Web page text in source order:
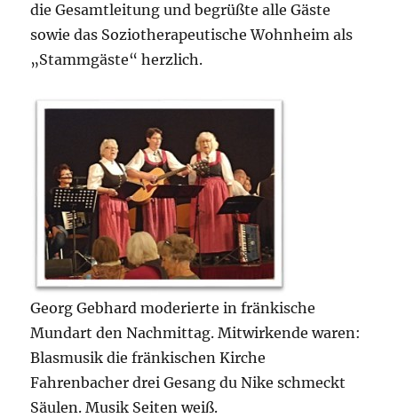
die Gesamtleitung und begrüßte alle Gäste
sowie das Soziotherapeutische Wohnheim als
„Stammgäste“ herzlich.
Georg Gebhard moderierte in fränkische
Mundart den Nachmittag. Mitwirkende waren:
Blasmusik die fränkischen Kirche
Fahrenbacher drei Gesang du Nike schmeckt
Säulen. Musik Seiten weiß.